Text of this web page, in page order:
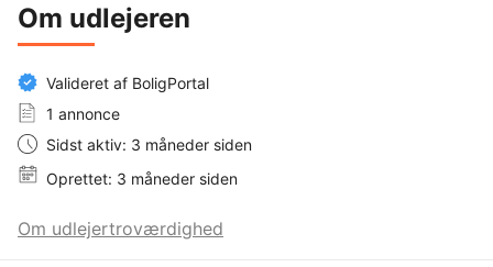
Om udlejeren
Valideret af BoligPortal
1 annonce
Sidst aktiv: 3 måneder siden
Oprettet: 3 måneder siden
Om udlejertroværdighed